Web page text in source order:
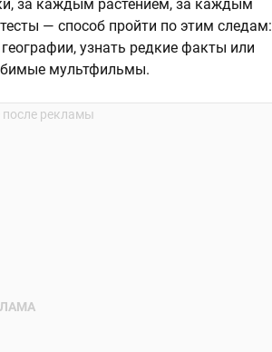
за каждым растением, за каждым
— способ пройти по этим следам:
узнать редкие факты или
мультфильмы.